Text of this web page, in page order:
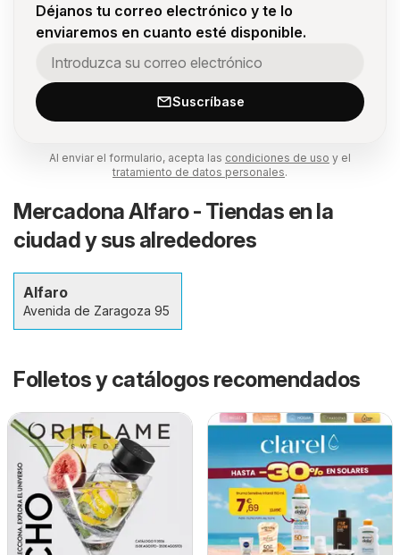
Déjanos tu correo electrónico y te lo
enviaremos en cuanto esté disponible.
Suscríbase
Al enviar el formulario, acepta las condiciones de uso y el
tratamiento de datos personales.
Mercadona Alfaro - Tiendas en la
ciudad y sus alrededores
Alfaro
Avenida de Zaragoza 95
Folletos y catálogos recomendados